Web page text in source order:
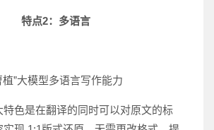
特点2：多语言
植”大模型多语言写作能力
特色是在翻译的同时可以对原文的标